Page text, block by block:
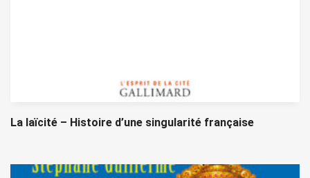
La laïcité – Histoire d’une singularité française